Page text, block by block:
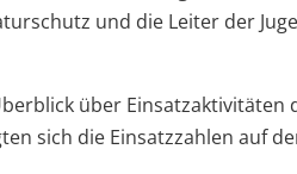
und die Leiter der
über Einsatzaktivitäten
sich die Einsatzzahlen auf